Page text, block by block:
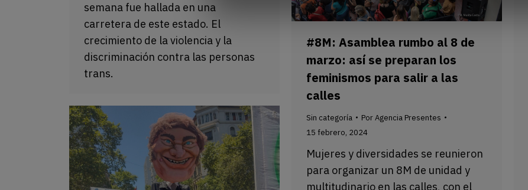
semana fue hallada en una
carretera de este estado. El
crecimiento de la violencia y la
discriminación contra las personas
trans.
#8M: Asamblea rumbo al 8 de
marzo: así se preparan los
feminismos para salir a las
calles
Sin categoría PorAgencia Presentes
15 febrero, 2024
Mujeres y diversidades se reunieron
para organizar un 8M de unidad y
multitudinario en las calles, con el